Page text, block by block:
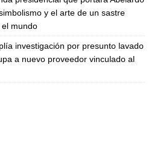
y el arte de un sastre
mundo
investigación por presunto lavado
a nuevo proveedor vinculado al